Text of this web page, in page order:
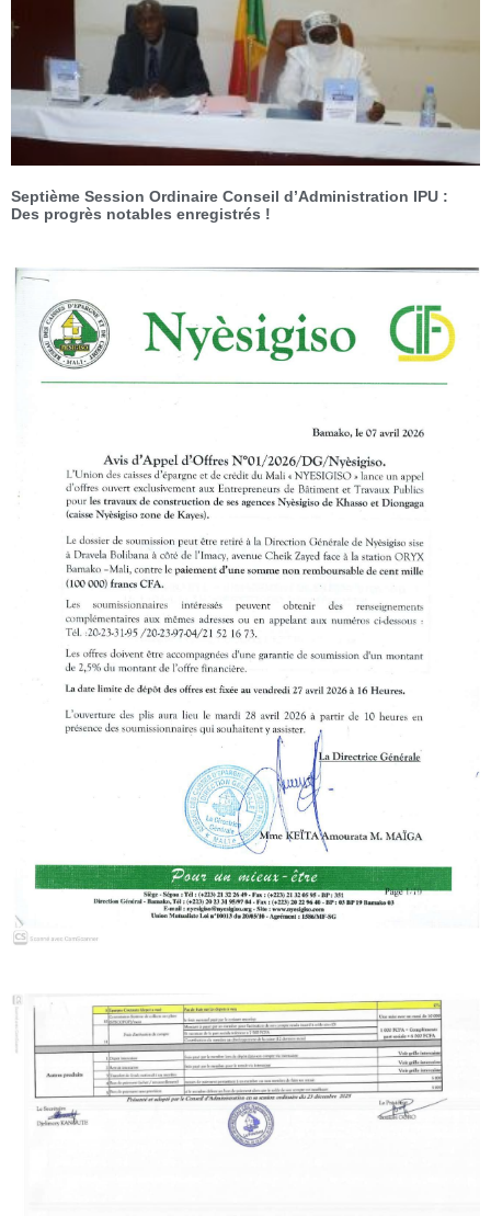
Septième Session Ordinaire Conseil d’Administration IPU :
Des progrès notables enregistrés !